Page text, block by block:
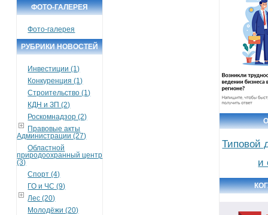
ФОТО-ГАЛЕРЕЯ
Фото-галерея
РУБРИКИ НОВОСТЕЙ
Инвестиции (1)
Конкуренция (1)
Строительство (1)
КДН и ЗП (2)
Роскомнадзор (2)
Правовые акты
Администрации (27)
Областной
природоохранный центр
(3)
Спорт (4)
ГО и ЧС (9)
Лес (20)
Молодёжи (20)
Типовой
и